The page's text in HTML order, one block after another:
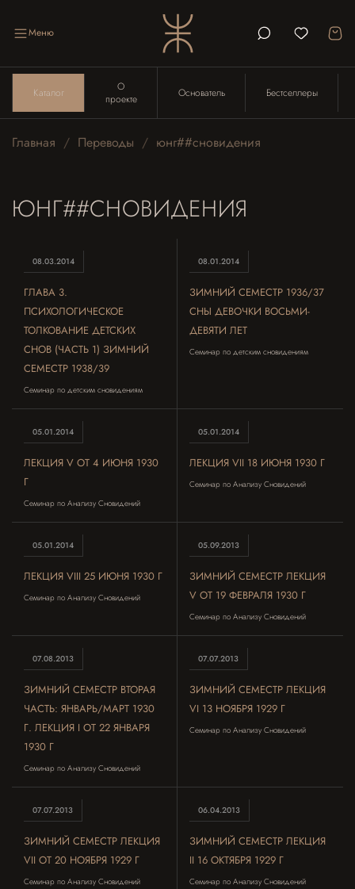
Меню
Каталог
О
проекте
Основатель Бестселлеры
Главная Переводы юнг##сновидения
ЮНГ##СНОВИДЕНИЯ
08.03.2014
ГЛАВА 3.
ПСИХОЛОГИЧЕСКОЕ
ТОЛКОВАНИЕ ДЕТСКИХ
СНОВ (ЧАСТЬ 1) ЗИМНИЙ
СЕМЕСТР 1938/39
Семинар по детским сновидениям
08.01.2014
ЗИМНИЙ СЕМЕСТР 1936/37
СНЫ ДЕВОЧКИ ВОСЬМИ-
ДЕВЯТИ ЛЕТ
Семинар по детским сновидениям
05.01.2014
ЛЕКЦИЯ V ОТ 4 ИЮНЯ 1930
Г
Семинар по Анализу Сновидений
05.01.2014
ЛЕКЦИЯ VII 18 ИЮНЯ 1930 Г
Семинар по Анализу Сновидений
05.01.2014
ЛЕКЦИЯ VIII 25 ИЮНЯ 1930 Г
Семинар по Анализу Сновидений
05.09.2013
ЗИМНИЙ СЕМЕСТР ЛЕКЦИЯ
V ОТ 19 ФЕВРАЛЯ 1930 Г
Семинар по Анализу Сновидений
07.08.2013
ЗИМНИЙ СЕМЕСТР ВТОРАЯ
ЧАСТЬ: ЯНВАРЬ/МАРТ 1930
Г. ЛЕКЦИЯ I ОТ 22 ЯНВАРЯ
1930 Г
Семинар по Анализу Сновидений
07.07.2013
ЗИМНИЙ СЕМЕСТР ЛЕКЦИЯ
VI 13 НОЯБРЯ 1929 Г
Семинар по Анализу Сновидений
07.07.2013
ЗИМНИЙ СЕМЕСТР ЛЕКЦИЯ
VII ОТ 20 НОЯБРЯ 1929 Г
Семинар по Анализу Сновидений
06.04.2013
ЗИМНИЙ СЕМЕСТР ЛЕКЦИЯ
II 16 ОКТЯБРЯ 1929 Г
Семинар по Анализу Сновидений